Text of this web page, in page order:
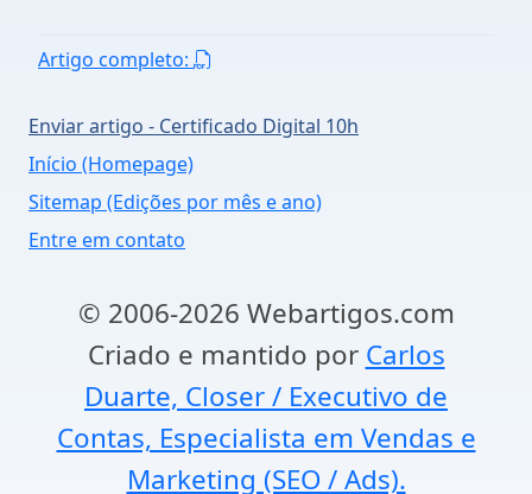
Artigo completo:
Enviar artigo - Certificado Digital 10h
Início (Homepage)
Sitemap (Edições por mês e ano)
Entre em contato
© 2006-2026 Webartigos.com
Criado e mantido por Carlos
Duarte, Closer / Executivo de
Contas, Especialista em Vendas e
Marketing (SEO / Ads).